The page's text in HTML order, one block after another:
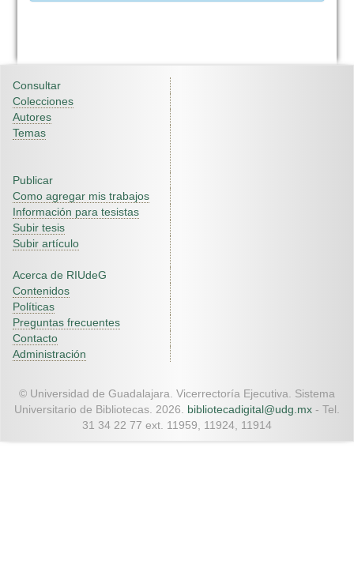
Consultar
Colecciones
Autores
Temas
Publicar
Como agregar mis trabajos
Información para tesistas
Subir tesis
Subir artículo
Acerca de RIUdeG
Contenidos
Políticas
Preguntas frecuentes
Contacto
Administración
© Universidad de Guadalajara. Vicerrectoría Ejecutiva. Sistema
Universitario de Bibliotecas. 2026. bibliotecadigital@udg.mx - Tel.
31 34 22 77 ext. 11959, 11924, 11914